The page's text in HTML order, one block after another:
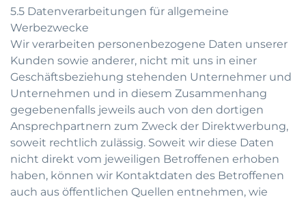
5.5 Datenverarbeitungen für allgemeine
Werbezwecke
Wir verarbeiten personenbezogene Daten unserer
Kunden sowie anderer, nicht mit uns in einer
Geschäftsbeziehung stehenden Unternehmer und
Unternehmen und in diesem Zusammenhang
gegebenenfalls jeweils auch von den dortigen
Ansprechpartnern zum Zweck der Direktwerbung,
soweit rechtlich zulässig. Soweit wir diese Daten
nicht direkt vom jeweiligen Betroffenen erhoben
haben, können wir Kontaktdaten des Betroffenen
auch aus öffentlichen Quellen entnehmen, wie